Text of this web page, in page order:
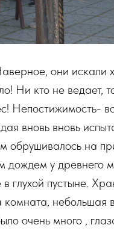
они искали
Ни кто не ведает,
Непостижимость-
вновь вновь
обрушивалось на
дождем у древнего
глухой пустыне.
небольшая
очень много ,